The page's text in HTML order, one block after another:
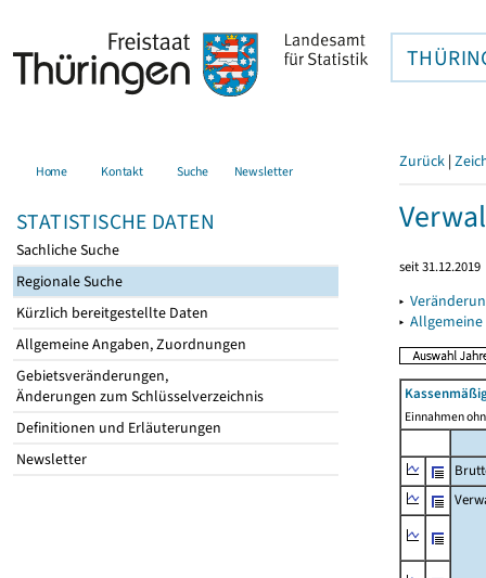
Home Kontakt Suche Newsletter
STATISTISCHE DATEN
Sachliche Suche
Regionale Suche
Kürzlich bereitgestellte Daten
Allgemeine Angaben, Zuordnungen
Gebietsveränderungen,
Änderungen zum Schlüsselverzeichnis
Definitionen und Erläuterungen
Newsletter
Zurück |
seit 31.12.2019
▸
▸
Einnahmen